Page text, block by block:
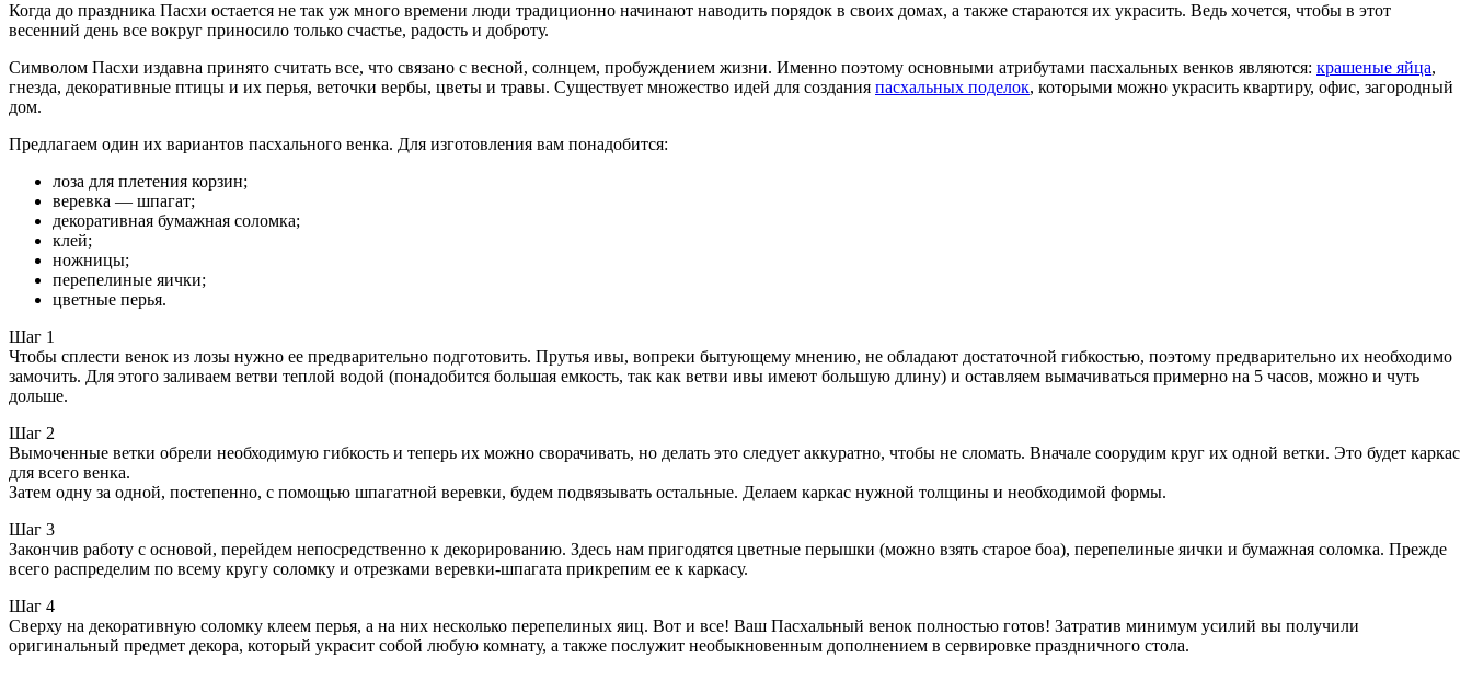
Когда до праздника Пасхи остается не так уж много времени люди традиционно начинают наводить порядок в своих домах, а также стараются их украсить. Ведь хочется, чтобы в этот
весенний день все вокруг приносило только счастье, радость и доброту.
Символом Пасхи издавна принято считать все, что связано с весной, солнцем, пробуждением жизни. Именно поэтому основными атрибутами пасхальных венков являются: крашеные яйца,
гнезда, декоративные птицы и их перья, веточки вербы, цветы и травы. Существует множество идей для создания пасхальных поделок, которыми можно украсить квартиру, офис, загородный
дом.
Предлагаем один их вариантов пасхального венка. Для изготовления вам понадобится:
лоза для плетения корзин;
веревка — шпагат;
декоративная бумажная соломка;
клей;
ножницы;
перепелиные яички;
цветные перья.
Шаг 1
Чтобы сплести венок из лозы нужно ее предварительно подготовить. Прутья ивы, вопреки бытующему мнению, не обладают достаточной гибкостью, поэтому предварительно их необходимо
замочить. Для этого заливаем ветви теплой водой (понадобится большая емкость, так как ветви ивы имеют большую длину) и оставляем вымачиваться примерно на 5 часов, можно и чуть
дольше.
Шаг 2
Вымоченные ветки обрели необходимую гибкость и теперь их можно сворачивать, но делать это следует аккуратно, чтобы не сломать. Вначале соорудим круг их одной ветки. Это будет каркас
для всего венка.
Затем одну за одной, постепенно, с помощью шпагатной веревки, будем подвязывать остальные. Делаем каркас нужной толщины и необходимой формы.
Шаг 3
Закончив работу с основой, перейдем непосредственно к декорированию. Здесь нам пригодятся цветные перышки (можно взять старое боа), перепелиные яички и бумажная соломка. Прежде
всего распределим по всему кругу соломку и отрезками веревки-шпагата прикрепим ее к каркасу.
Шаг 4
Сверху на декоративную соломку клеем перья, а на них несколько перепелиных яиц. Вот и все! Ваш Пасхальный венок полностью готов! Затратив минимум усилий вы получили
оригинальный предмет декора, который украсит собой любую комнату, а также послужит необыкновенным дополнением в сервировке праздничного стола.